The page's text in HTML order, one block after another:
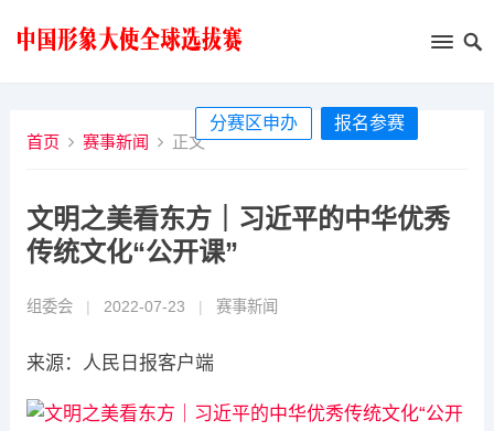
分赛区申办
报名参赛
首页
赛事新闻 正文
文明之美看东方｜习近平的中华优秀
传统文化“公开课”
组委会 | 2022-07-23 | 赛事新闻
来源：人民日报客户端